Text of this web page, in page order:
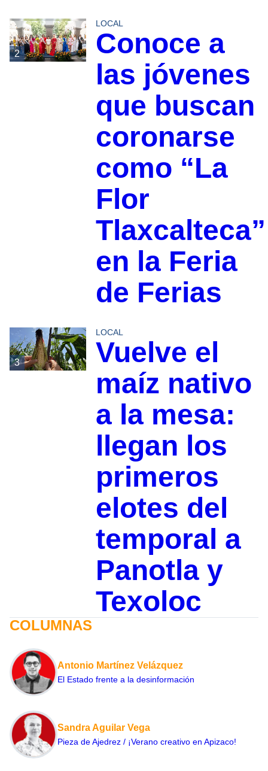
2
LOCAL
Conoce a
las jóvenes
que buscan
coronarse
como “La
Flor
Tlaxcalteca”
en la Feria
de Ferias
3
LOCAL
Vuelve el
maíz nativo
a la mesa:
llegan los
primeros
elotes del
temporal a
Panotla y
Texoloc
COLUMNAS
Antonio Martínez Velázquez
El Estado frente a la desinformación
Sandra Aguilar Vega
Pieza de Ajedrez / ¡Verano creativo en Apizaco!